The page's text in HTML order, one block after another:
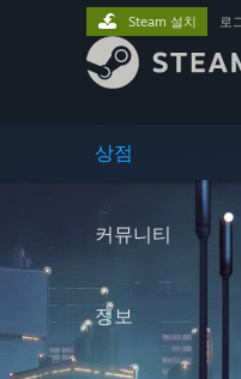
상점
커뮤니티
정보
Steam 설치 로